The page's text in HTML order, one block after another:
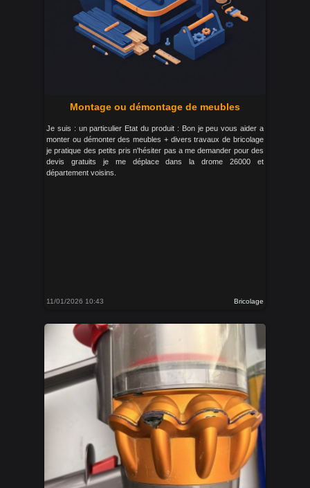
Montage ou démontage de meubles
Je suis : un particulier Etat du produit : Bon je peu vous aider a
monter ou démonter des meubles + divers travaux de bricolage
je pratique des petits pris n'hésiter pas a me demander pour des
devis gratuits je me déplace dans la drome 26000 et
département voisins.
11/01/2026 10:43 Bricolage